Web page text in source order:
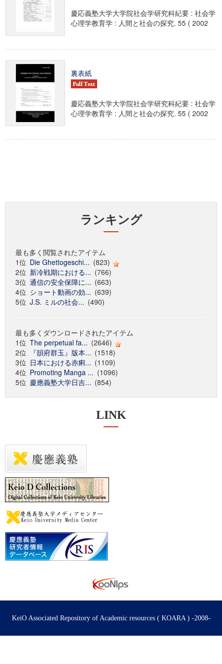
慶応義塾大学大学院社会学研究科紀要 : 社会学
心理学教育学 : 人間と社会の探究. 55 ( 2002
裏表紙
慶応義塾大学大学院社会学研究科紀要 : 社会学
心理学教育学 : 人間と社会の探究. 55 ( 2002
ランキング
最も多く閲覧されたアイテム
1位 Die Ghettogeschi... (823)
2位 新冷戦期における... (766)
3位 通信の安全保障に... (663)
4位 ショート動画の効... (639)
5位 J.S. ミルの社会... (490)
最も多くダウンロードされたアイテム
1位 The perpetual fa... (2646)
2位
『韻府群玉』版本... (1518)
3位 日本における赤痢... (1109)
4位 Promoting Manga ... (1096)
5位 慶應義塾大学日吉... (854)
LINK
KeiO Associated Repository of Academic resources ( KOARA ) -2008-